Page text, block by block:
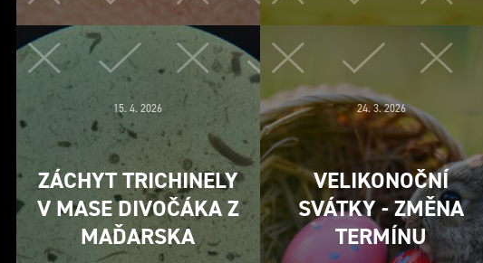
15. 4. 2026
ZÁCHYT TRICHINELY
V MASE DIVOČÁKA Z
MAĎARSKA
24. 3. 2026
VELIKONOČNÍ
SVÁTKY - ZMĚNA
TERMÍNU